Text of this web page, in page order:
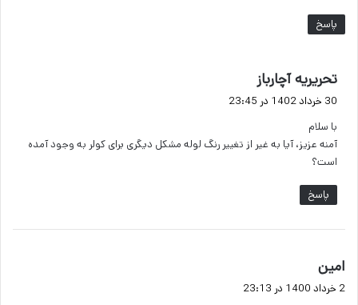
پاسخ
تحریریه آچارباز
ف
30 خرداد 1402 در 23:45
با سلام
آمنه عزیز، آیا به غیر از تغییر رنگ لوله مشکل دیگری برای کولر به وجود آمده
است؟
پاسخ
امین
2 خرداد 1400 در 23:13